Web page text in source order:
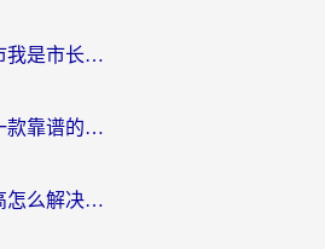
意大利怎么玩模拟城市我是市长？海外党国服游戏加速终极攻略（附三国3量子特攻解决办法）
人在海外，如何选择一款靠谱的玩剑灵2加速器？
国外玩灌篮高手延迟高怎么解决？海外玩家国服游戏加速终极指南